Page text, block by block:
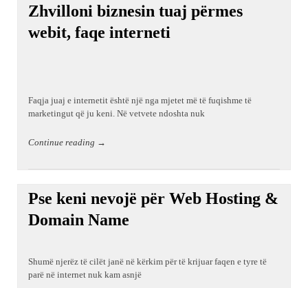
Zhvilloni biznesin tuaj përmes
webit, faqe interneti
Faqja juaj e internetit është një nga mjetet më të fuqishme të
marketingut që ju keni. Në vetvete ndoshta nuk
Continue reading →
Pse keni nevojë për Web Hosting &
Domain Name
Shumë njerëz të cilët janë në kërkim për të krijuar faqen e tyre të
parë në internet nuk kam asnjë